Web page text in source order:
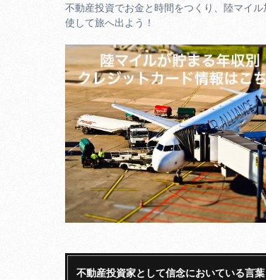
不動産投資でお金と時間をつくり、陸マイル
使して旅へ出よう！
不動産投資家として信念においている言葉